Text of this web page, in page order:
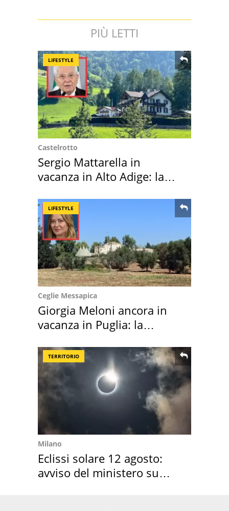
PIÙ LETTI
LIFESTYLE
Castelrotto
Sergio Mattarella in
vacanza in Alto Adige: la
LIFESTYLE
Ceglie Messapica
Giorgia Meloni ancora in
vacanza in Puglia: la
TERRITORIO
Milano
Eclissi solare 12 agosto:
avviso del ministero su